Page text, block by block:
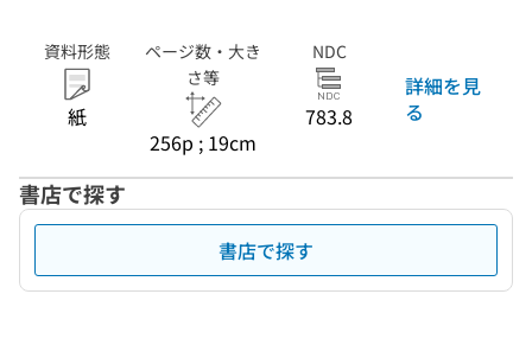
資料形態
紙
ページ数・大き
さ等
256p ; 19cm
NDC
783.8
詳細を見
る
書店で探す
書店で探す